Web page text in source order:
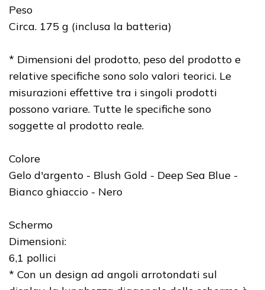
Peso
Circa. 175 g (inclusa la batteria)
* Dimensioni del prodotto, peso del prodotto e
relative specifiche sono solo valori teorici. Le
misurazioni effettive tra i singoli prodotti
possono variare. Tutte le specifiche sono
soggette al prodotto reale.
Colore
Gelo d'argento - Blush Gold - Deep Sea Blue -
Bianco ghiaccio - Nero
Schermo
Dimensioni:
6,1 pollici
* Con un design ad angoli arrotondati sul